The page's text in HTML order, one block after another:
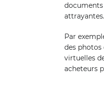
attrayantes.
Par
des photos
virtuelles
acheteurs